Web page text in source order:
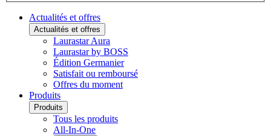
Actualités et offres
Actualités et offres
Laurastar Aura
Laurastar by BOSS
Édition Germanier
Satisfait ou remboursé
Offres du moment
Produits
Produits
Tous les produits
All-In-One